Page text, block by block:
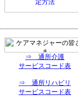
⇒ 通所介護
サービスコード表
⇒ 通所リハビリ
サービスコード表